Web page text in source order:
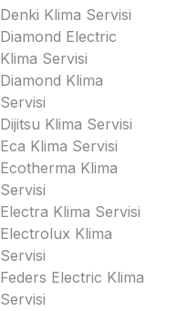
Denki Klima Servisi
Diamond Electric
Klima Servisi
Diamond Klima
Servisi
Dijitsu Klima Servisi
Eca Klima Servisi
Ecotherma Klima
Servisi
Electra Klima Servisi
Electrolux Klima
Servisi
Feders Electric Klima
Servisi